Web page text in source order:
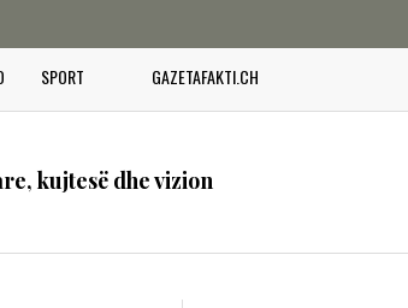
SPORT GAZETAFAKTI.CH
në Ankara dhe pesha diplomatike e
kujtesë dhe vizion